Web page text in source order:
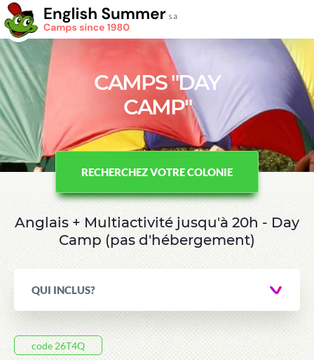
CAMPS "DAY
CAMP"
RECHERCHEZ VOTRE COLONIE
Anglais + Multiactivité jusqu'à 20h - Day
Camp (pas d'hébergement)
QUI INCLUS?
code 26T4Q